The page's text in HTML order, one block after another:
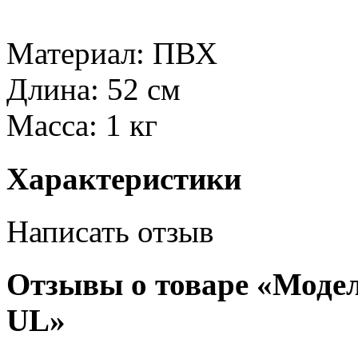
Материал: ПВХ
Длина: 52 см
Масса: 1 кг
Характеристики
Написать отзыв
Отзывы о товаре
UL»